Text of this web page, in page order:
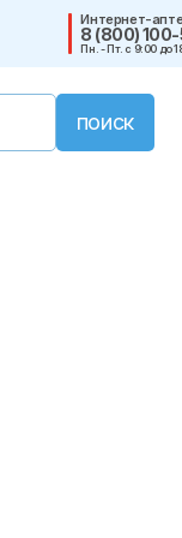
Интернет-
8 (800)
Пн. - Пт. с 9:00 до